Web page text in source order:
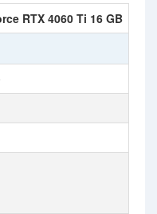
RTX 4060 Ti 16 GB